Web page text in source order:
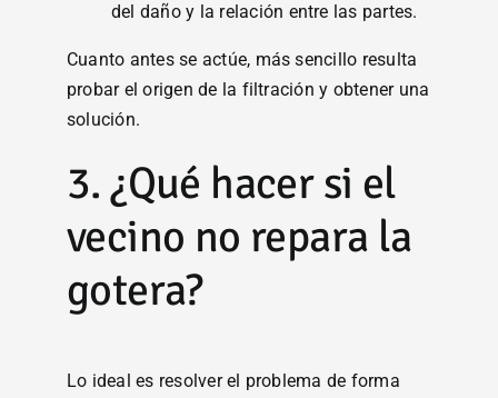
del daño y la relación entre las partes.
Cuanto antes se actúe, más sencillo resulta
probar el origen de la filtración y obtener una
solución.
3. ¿Qué hacer si el
vecino no repara la
gotera?
Lo ideal es resolver el problema de forma